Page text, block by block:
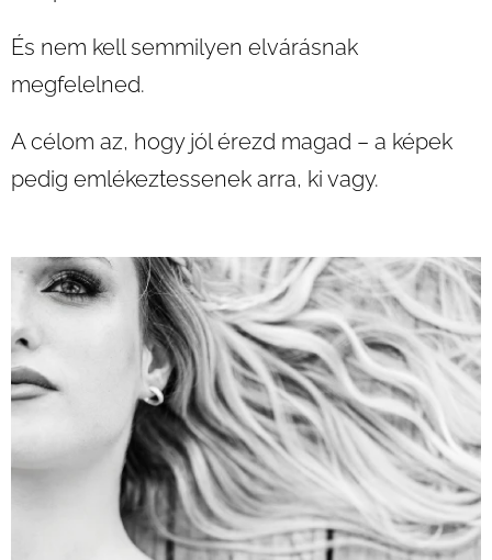
És nem kell semmilyen elvárásnak
megfelelned.
A célom az, hogy jól érezd magad – a képek
pedig emlékeztessenek arra, ki vagy.